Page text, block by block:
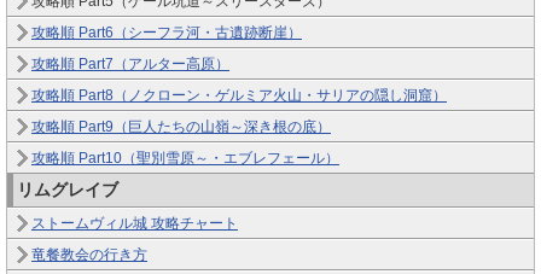
攻略順 Part6（シーフラ河・古遺跡断崖）
攻略順 Part7（アルター高原）
攻略順 Part8（ノクローン・ゲルミア火山・サリアの隠し洞窟）
攻略順 Part9（巨人たちの山嶺～深き根の底）
攻略順 Part10（聖別雪原～・エブレフェール）
リムグレイブ
ストームヴィル城 攻略チャート
竜餐教会の行き方